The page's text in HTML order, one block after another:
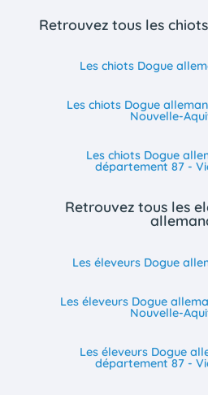
Retrouvez tous les
Les chiots Dogue
Les chiots Dogue
Nouvelle-
Les chiots Dogue
département 87 -
Retrouvez tous les
Les éleveurs Dogue
Les éleveurs Dogue
Nouvelle-
Les éleveurs Dogue
département 87 -